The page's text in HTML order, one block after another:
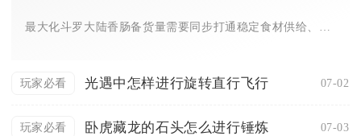
玩家必看 光遇中怎样进行旋转直行飞行 07-02
玩家必看 卧虎藏龙的石头怎么进行锤炼 07-03